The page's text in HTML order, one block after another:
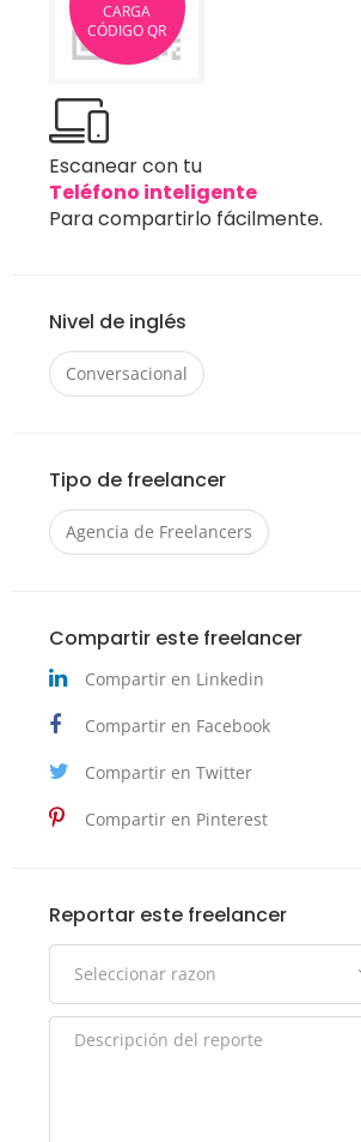
CARGA
CÓDIGO QR
Escanear con tu
Teléfono inteligente
Para compartirlo fácilmente.
Nivel de inglés
Conversacional
Tipo de freelancer
Agencia de Freelancers
Compartir este freelancer
Compartir en Linkedin
Compartir en Facebook
Compartir en Twitter
Compartir en Pinterest
Reportar este freelancer